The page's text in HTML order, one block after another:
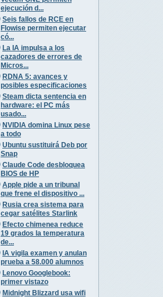
ejecución d...
Seis fallos de RCE en
Flowise permiten ejecutar
có...
La IA impulsa a los
cazadores de errores de
Micros...
RDNA 5: avances y
posibles especificaciones
Steam dicta sentencia en
hardware: el PC más
usado...
NVIDIA domina Linux pese
a todo
Ubuntu sustituirá Deb por
Snap
Claude Code desbloquea
BIOS de HP
Apple pide a un tribunal
que frene el dispositivo ...
Rusia crea sistema para
cegar satélites Starlink
Efecto chimenea reduce
19 grados la temperatura
de...
IA vigila examen y anulan
prueba a 58.000 alumnos
Lenovo Googlebook:
primer vistazo
Midnight Blizzard usa wifi